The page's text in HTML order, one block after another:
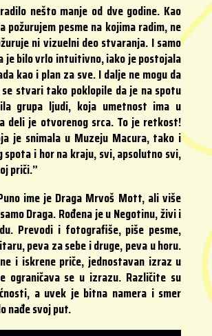
nešto manje od dve godine. Kao
požurujem pesme na kojima radim, ne
ni vizuelni deo stvaranja. I samo
je bilo vrlo intuitivno, iako je postojala
kao i plan za sve. I dalje ne mogu da
stvari tako poklopile da je na spotu
grupa ljudi, koja umetnost ima u
deli je otvorenog srca. To je retkost!
je snimala u Muzeju Macura, tako i
spota i hor na kraju, svi, apsolutno svi,
priči.”
ime je Draga Mrvoš Mott, ali više
Draga. Rođena je u Negotinu, živi i
Prevodi i fotografiše, piše pesme,
peva za sebe i druge, peva u horu.
i iskrene priče, jednostavan izraz u
ograničava se u izrazu. Različite su
a uvek je bitna namera i smer
nađe svoj put.